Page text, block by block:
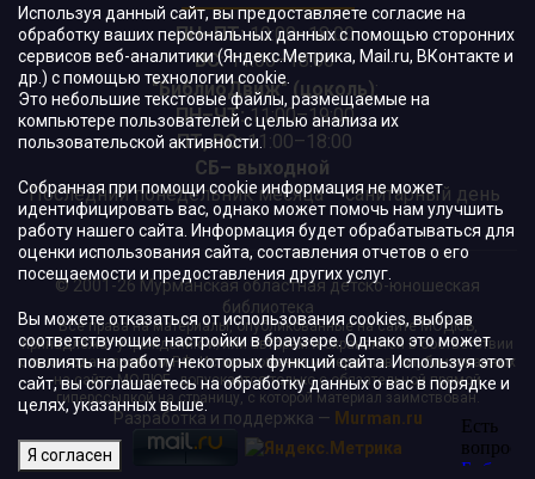
ПН–ПТ:10:00–18:00
ВС:11:00–18:00
"БиблиоДвиж" (цоколь):
ПН–ЧТ:11:00–19:00
ПТ, ВС:11:00–18:00
СБ– выходной
Последний понедельник месяца – санитарный день
© 2001-26 Мурманская областная детско-юношеская
библиотека
Все права на материалы, опубликованные на сайте МОДЮБ,
принадлежат учреждению и/или авторам и охраняются в соответствии
с законодательством РФ. Использование материалов, опубликованных
на сайте МОДЮБ, допускается только с обязательной прямой
гиперссылкой на страницу, с которой материал заимствован.
Разработка и поддержка — Murman.ru
Используя данный сайт, вы предоставляете согласие на
обработку ваших персональных данных с помощью сторонних
сервисов веб-аналитики (Яндекс.Метрика, Mail.ru, ВКонтакте и
др.) с помощью технологии cookie.
Это небольшие текстовые файлы, размещаемые на
компьютере пользователей с целью анализа их
пользовательской активности.
Собранная при помощи cookie информация не может
идентифицировать вас, однако может помочь нам улучшить
работу нашего сайта. Информация будет обрабатываться для
оценки использования сайта, составления отчетов о его
посещаемости и предоставления других услуг.
Вы можете отказаться от использования cookies, выбрав
соответствующие настройки в браузере. Однако это может
повлиять на работу некоторых функций сайта. Используя этот
сайт, вы соглашаетесь на обработку данных о вас в порядке и
целях, указанных выше.
Я согласен